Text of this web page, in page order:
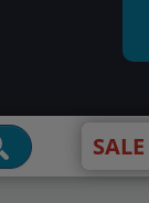
SALE